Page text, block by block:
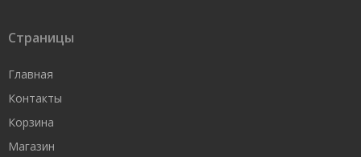
Страницы
Главная
Контакты
Корзина
Магазин